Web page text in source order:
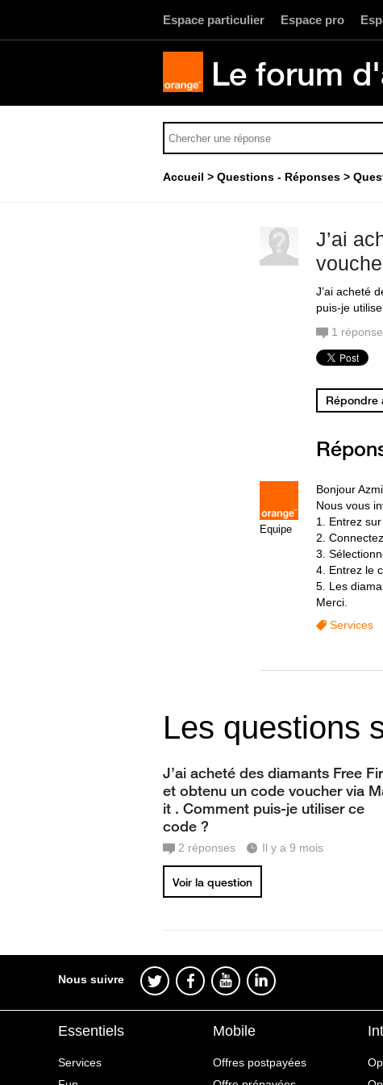
Espace particulier Espace pro
Le forum
Accueil Questions - Réponses
J’ai
J’ai acheté
puis-je
1 réponse
Répondre
Equipe
Bonjour
Nous vous
1. Entrez
2.
3.
4. Entrez le
5. Les
Merci.
Services
Les questions
J’ai acheté des diamants Free
et obtenu un code voucher via
it . Comment puis-je utiliser ce
code ?
2 réponses Il y a 9 mois
Voir la question
Nous suivre
Essentiels
Services
Mobile
Offres postpayées